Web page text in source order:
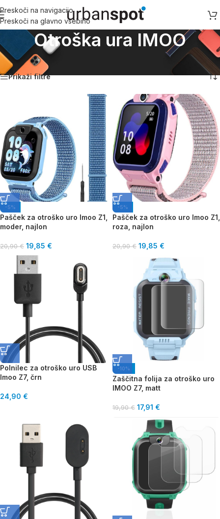
Preskoči na navigacijo
Preskoči na glavno vsebino
Otroška ura IMOO
Domov/ Otroška ura IMOO Prikaz vseh 11 rezultatov
Prikaži filtre
-5%
Pašček za otroško uro Imoo Z1,
moder, najlon
20,90€ 19,85 €
-5%
Pašček za otroško uro Imoo Z1,
roza, najlon
20,90€ 19,85 €
Polnilec za otroško uro USB
Imoo Z7, črn
24,90 €
-10%
Zaščitna folija za otroško uro
IMOO Z7, matt
19,90€ 17,91 €